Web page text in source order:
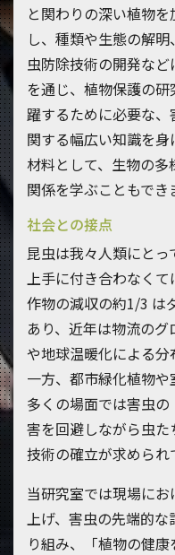
と関わりの深い植物
し、種類や生態の解
虫防除技術の開発な
を通じ、植物保護の
躍するために必要な
関する幅広い知識を
材料として、生物の
関係を学ぶこともでき
社会との接点
昆虫は我々人類にとっ
上手に付き合わなく
作物の減収の約1/3 は
あり、近年は物流の
や地球温暖化による分
一方、都市緑化植物や
多くの場面では害虫
害を回避しながら虫
技術の確立が求められ
当研究室では現場に
上げ、害虫の先端的
り組み、「植物の健